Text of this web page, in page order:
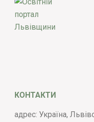
КОНТАКТИ
адрес: Україна,